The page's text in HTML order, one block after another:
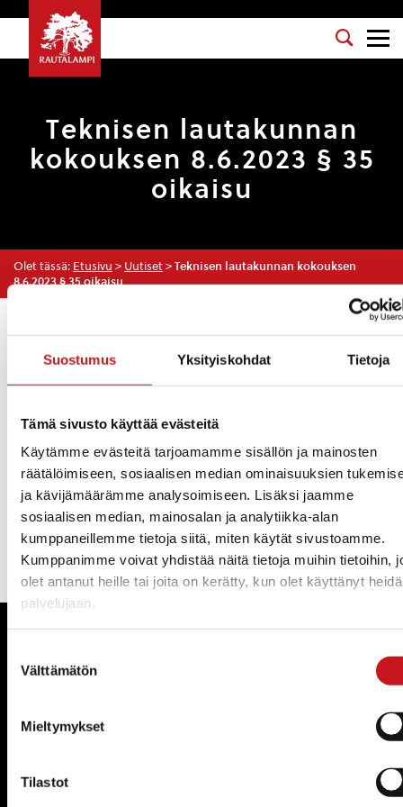
Suostumus Yksityiskohdat Tietoja
Tämä sivusto käyttää evästeitä
Käytämme evästeitä tarjoamamme sisällön ja mainosten
räätälöimiseen, sosiaalisen median ominaisuuksien
ja kävijämäärämme analysoimiseen. Lisäksi jaamme
sosiaalisen median, mainosalan ja analytiikka-alan
kumppaneillemme tietoja siitä, miten käytät sivustoamme.
Kumppanimme voivat yhdistää näitä tietoja muihin tietoihin,
olet antanut heille tai joita on kerätty, kun olet käyttänyt
palvelujaan.
valinta
Välttämätön
Mieltymykset
Tilastot
Teknisen lautakunnan
kokouksen 8.6.2023 § 35
oikaisu
Olet tässä: Etusivu > Uutiset > Teknisen lautakunnan kokouksen
8.6.2023 § 35 oikaisu
Uutiset
15.6.2023 — 14:55
Virheellisesti salatuksi laitetun §:n 35 korjaus julkiseksi.
Ohessa liitteenä pöytäkirja.
« Uutishuone
Yhteystiedot
Strategiat, ohjelmat, ohjeet, suunnitelmat, säännöt ja
Asiakirjajulkisuuskuvaus